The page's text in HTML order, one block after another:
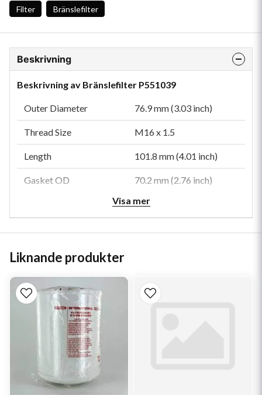
Filter Bränslefilter
Beskrivning
Beskrivning av Bränslefilter P551039
Outer Diameter 76.9 mm (3.03 inch)
Thread Size M16 x 1.5
Length 101.8 mm (4.01 inch)
Gasket OD 70.2 mm (2.76 inch)
60.5 mm (2.38 inch)
Efficiency Test Std
Emulsified H2O
Efficiency
Type
Media Type
Visa mer
Liknande produkter